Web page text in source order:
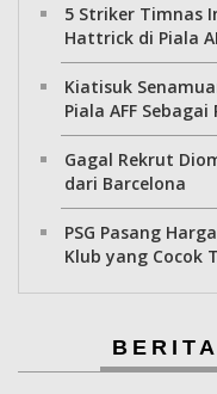
5 Striker Timnas
Hattrick di Piala
Kiatisuk
Piala AFF
Gagal Rekrut
dari Barcelona
PSG Pasang
Klub yang Cocok